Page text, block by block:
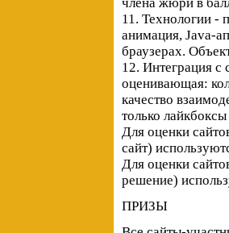
11. Технологии -
анимация, Java-
браузерах.
12. Интеграция с
оценивающая:
качество
только
Для оценки
сайт)
Для оценки
решение)
ПРИЗЫ